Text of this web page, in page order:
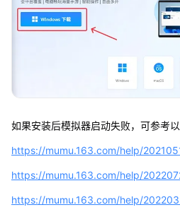
如果安装后模拟器启动失败，可参考
https://mumu.163.com/help/
https://mumu.163.com/help/
https://mumu.163.com/help/